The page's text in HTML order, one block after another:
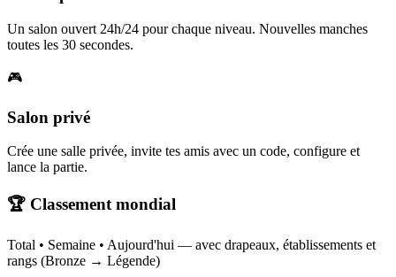
Un salon ouvert 24h/24 pour chaque niveau. Nouvelles manches
toutes les 30 secondes.
🎮
Salon privé
Crée une salle privée, invite tes amis avec un code, configure et
lance la partie.
🏆 Classement mondial
Total • Semaine • Aujourd'hui — avec drapeaux, établissements et
rangs (Bronze → Légende)